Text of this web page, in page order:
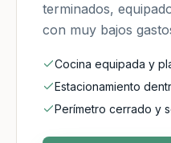
terminados,
con muy bajos
Cocina equipada y
Estacionamiento
Perímetro cerrado y